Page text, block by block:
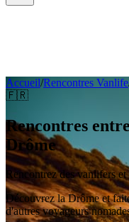
Accueil/Rencontres Vanlife
🇫🇷
Rencontres
Drôme
Rencontrez des vanlifers
Découvrez la Drôme et
d'autres voyageurs